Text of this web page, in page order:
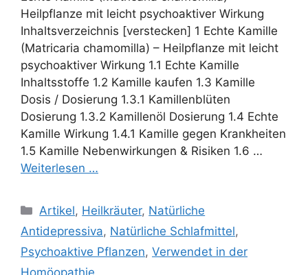
Heilpflanze mit leicht psychoaktiver Wirkung
Inhaltsverzeichnis [verstecken] 1 Echte Kamille
(Matricaria chamomilla) – Heilpflanze mit leicht
psychoaktiver Wirkung 1.1 Echte Kamille
Inhaltsstoffe 1.2 Kamille kaufen 1.3 Kamille
Dosis / Dosierung 1.3.1 Kamillenblüten
Dosierung 1.3.2 Kamillenöl Dosierung 1.4 Echte
Kamille Wirkung 1.4.1 Kamille gegen Krankheiten
1.5 Kamille Nebenwirkungen & Risiken 1.6 …
Weiterlesen …
Kategorien
Artikel, Heilkräuter, Natürliche
Antidepressiva, Natürliche Schlafmittel,
Psychoaktive Pflanzen, Verwendet in der
Homöopathie